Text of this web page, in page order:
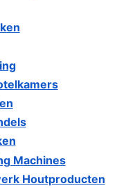
Machines
Houtproducten